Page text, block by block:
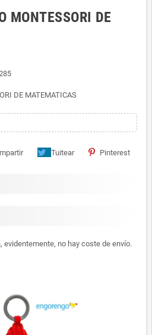
MONTESSORI DE
DE MATEMATICAS
Tuitear Pinterest
evidentemente, no hay coste de envío.